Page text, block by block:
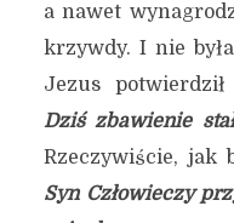
a nawet
krzywdy. I nie
Jezus
Dziś zbawienie
Rzeczywiście, jak
Syn Człowieczy